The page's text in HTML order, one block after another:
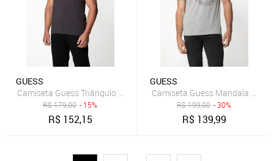
GUESS
Camiseta Guess Triângulo Emborrachado Cinza Escuro
R$179,00 - 15%
R$ 152,15
GUESS
Camiseta Guess Mandala Peito
R$199,00 - 30%
R$ 139,99